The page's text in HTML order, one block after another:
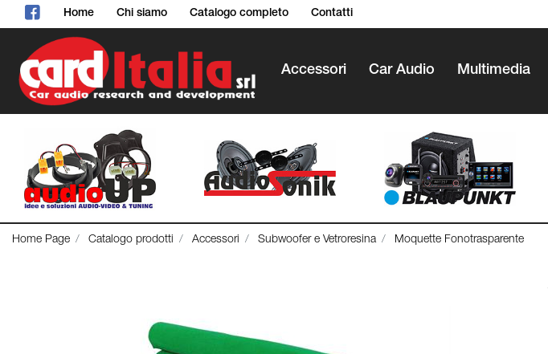
Home Chi siamo Catalogo completo Contatti
Accessori Car Audio Multimedia
Home Page Catalogo prodotti Accessori Subwoofer e Vetroresina Moquette Fonotrasparente